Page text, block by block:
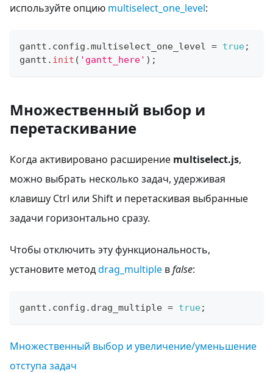
используйте опцию multiselect_one_level:
gantt . config .multiselect_one_level = true;
gantt . init ( 'gantt_here' ) ;
Множественный выбор и
перетаскивание
Когда активировано расширение multiselect.js,
можно выбрать несколько задач, удерживая
клавишу Ctrl или Shift и перетаскивая выбранные
задачи горизонтально сразу.
Чтобы отключить эту функциональность,
установите методdrag_multiple вfalse:
gantt . config . drag_multiple = true;
Множественный выбор и увеличение/уменьшение
отступа задач